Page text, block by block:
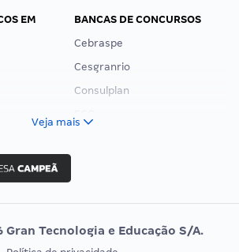
EM
BANCAS DE CONCURSOS
Cebraspe
Cesgranrio
Consulplan
Vunesp
Veja mais
Gran Tecnologia e Educação S/A.